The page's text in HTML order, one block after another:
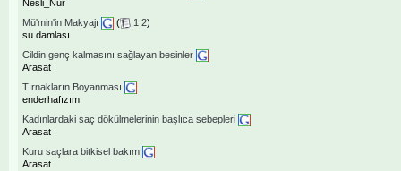
Nesli_Nur
Mü'min'in Makyajı
( 1 2)
su damlası
Cildin genç kalmasını sağlayan besinler
Arasat
Tırnakların Boyanması
enderhafızım
Kadınlardaki saç dökülmelerinin başlıca sebepleri
Arasat
Kuru saçlara bitkisel bakım
Arasat